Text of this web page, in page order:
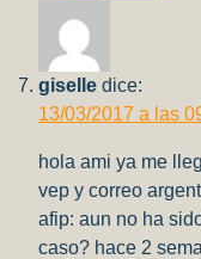
giselle dice:
13/03/2017 a las
hola ami ya me
vep y correo
afip: aun no ha
caso? hace 2